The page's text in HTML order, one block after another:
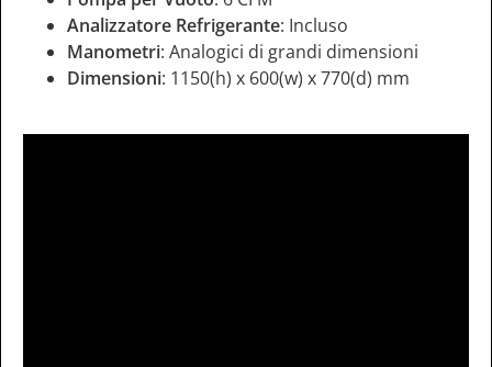
Analizzatore Refrigerante: Incluso
Manometri: Analogici di grandi dimensioni
Dimensioni: 1150(h) x 600(w) x 770(d) mm